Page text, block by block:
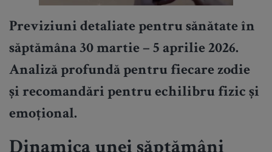
Previziuni detaliate pentru sănătate în
săptămâna 30 martie – 5 aprilie 2026.
Analiză profundă pentru fiecare zodie
și recomandări pentru echilibru fizic și
emoțional.